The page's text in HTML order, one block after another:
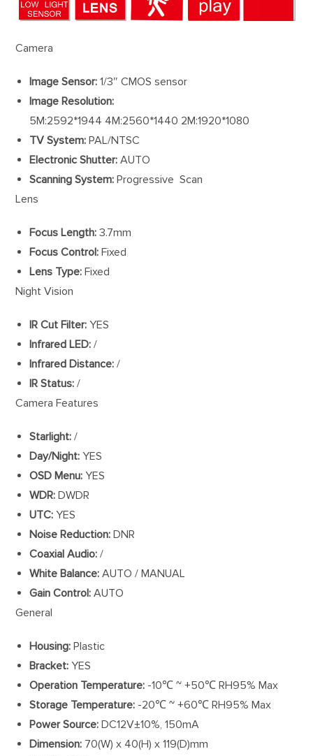
Camera
Image Sensor: 1/3″ CMOS sensor
Image Resolution:
5M:2592*1944 4M:2560*1440 2M:1920*1080
TV System: PAL/NTSC
Electronic Shutter: AUTO
Scanning System: Progressive Scan
Lens
Focus Length: 3.7mm
Focus Control: Fixed
Lens Type: Fixed
Night Vision
IR Cut Filter: YES
Infrared LED: /
Infrared Distance: /
IR Status: /
Camera Features
Starlight: /
Day/Night: YES
OSD Menu: YES
WDR: DWDR
UTC: YES
Noise Reduction: DNR
Coaxial Audio: /
White Balance: AUTO / MANUAL
Gain Control: AUTO
General
Housing: Plastic
Bracket: YES
Operation Temperature: -10℃ ~ +50℃ RH95% Max
Storage Temperature: -20℃ ~ +60℃ RH95% Max
Power Source: DC12V±10%, 150mA
Dimension: 70(W) x 40(H) x 119(D)mm